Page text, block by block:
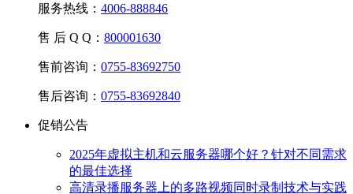
服务热线： 4006-888846
售 后 Q Q： 800001630
售前咨询： 0755-83692750
售后咨询： 0755-83692840
促销公告
2025年虚拟主机和云服务器哪个好？针对不同需求
的最佳选择
高清录播服务器上的多路视频同时录制技术与实践